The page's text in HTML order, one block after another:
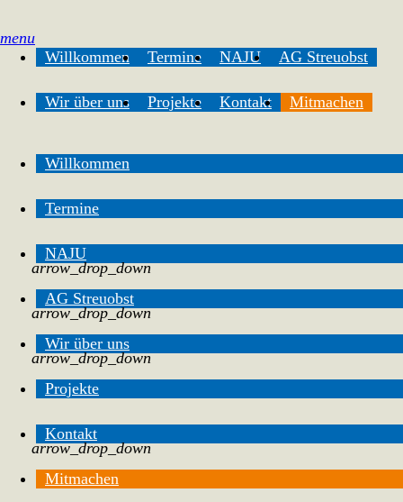
menu
Willkommen
Termine NAJU AG Streuobst
Wir über uns Projekte Kontakt Mitmachen
Willkommen
Termine
NAJU
AG Streuobst
arrow_drop_down
Wir über uns
arrow_drop_down
Projekte
arrow_drop_down
Kontakt
Mitmachen
arrow_drop_down